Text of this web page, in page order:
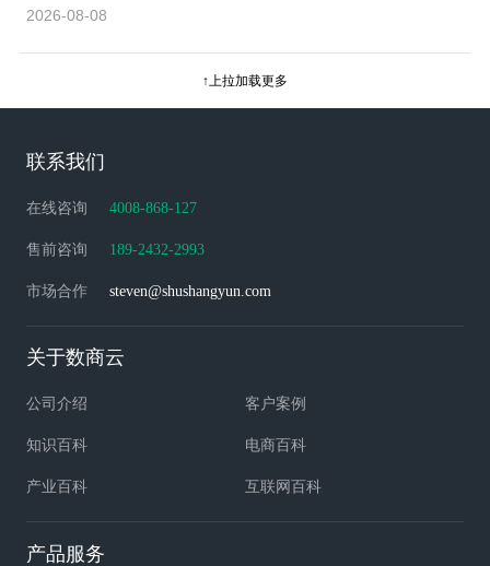
2026-08-08
↑上拉加载更多
联系我们
在线咨询 4008-868-127
售前咨询 189-2432-2993
市场合作 steven@shushangyun.com
关于数商云
公司介绍 客户案例
知识百科 电商百科
产业百科 互联网百科
产品服务